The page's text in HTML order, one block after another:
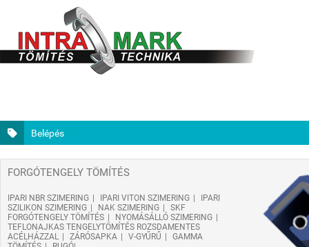
Belépés
FORGÓTENGELY TÖMÍTÉS
IPARI NBR SZIMERING IPARI VITON SZIMERING
IPARI
SZILIKON SZIMERING
NAK SZIMERING
SKF
FORGÓTENGELY TÖMÍTÉS
NYOMÁSÁLLÓ SZIMERING
TEFLONAJKAS TENGELYTÖMÍTÉS ROZSDAMENTES
ACÉLHÁZZAL
ZÁRÓSAPKA V-GYŰRŰ
GAMMA